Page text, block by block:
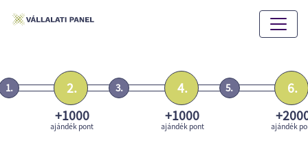
1.
2.
+1000
ajándék pont
3.
4.
+1000
ajándék pont
5.
6.
ajándék